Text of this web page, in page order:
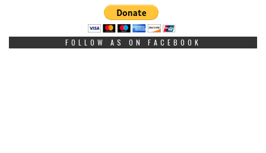
FOLLOW AS ON FACEBOOK